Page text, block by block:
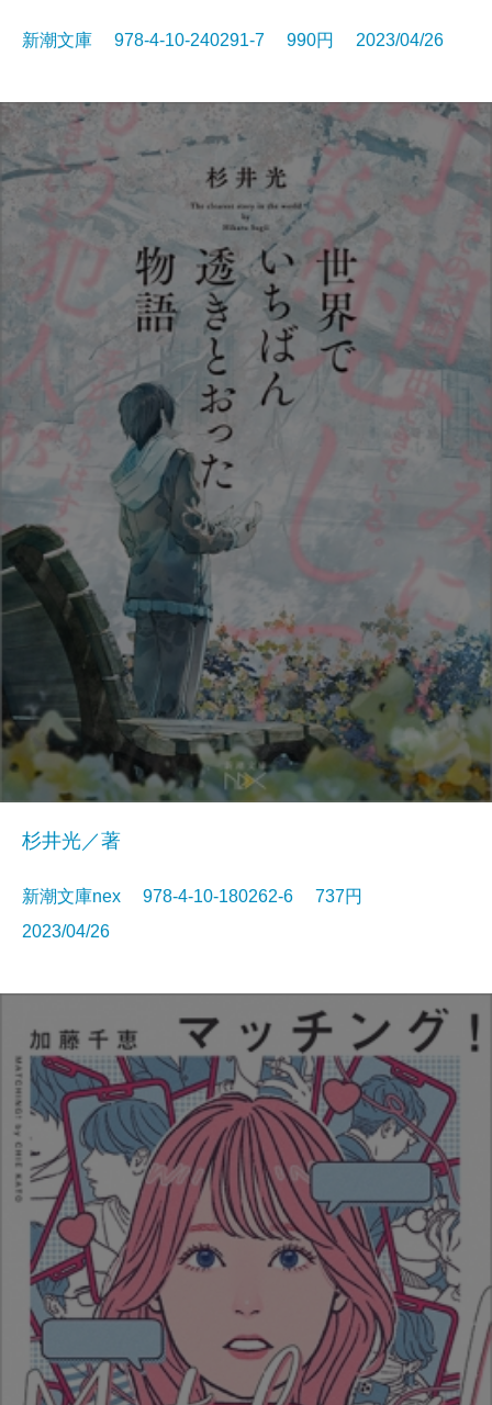
新潮文庫 978-4-10-240291-7 990円 2023/04/26
杉井光／著
新潮文庫nex 978-4-10-180262-6 737円
2023/04/26